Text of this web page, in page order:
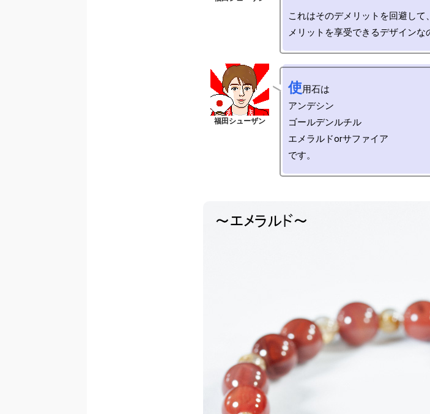
これはそのデメリットを回避して、
使用石は
アンデシン
ゴールデンルチル
エメラルドorサファイア